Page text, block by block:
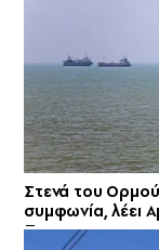
Στενά του
συμφωνία, λέει